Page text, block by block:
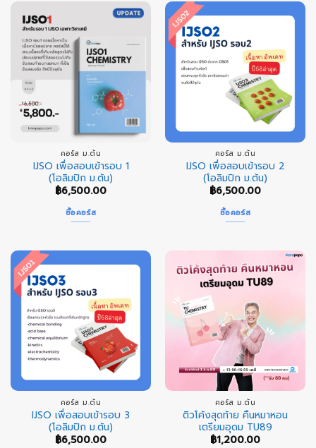
คอร์ส ม.ต้น
IJSO เพื่อสอบเข้ารอบ 1
(โอลิมปิก ม.ต้น)
฿6,500.00
ซื้อคอร์ส
คอร์ส ม.ต้น
IJSO เพื่อสอบเข้ารอบ 2
(โอลิมปิก ม.ต้น)
฿6,500.00
ซื้อคอร์ส
คอร์ส ม.ต้น
IJSO เพื่อสอบเข้ารอบ 3
(โอลิมปิก ม.ต้น)
฿6,500.00
คอร์ส ม.ต้น
ติวโค้งสุดท้าย คืนหมาหอน
เตรียมอุดม TU89
฿1,200.00